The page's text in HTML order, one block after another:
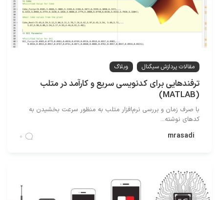
مقالات پردازش سیگنال وبلاگ
ترفندهایی برای کدنویسی سریع و کارآمد در متلب
(MATLAB)
با صرف زمان و بررسی نرم‌افزار متلب به منظور سرعت بخشیدن به
کدهای نوشته...
mrasadi
0